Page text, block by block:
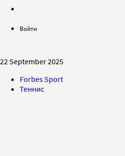
Войти
22 September 2025
Forbes Sport
Теннис